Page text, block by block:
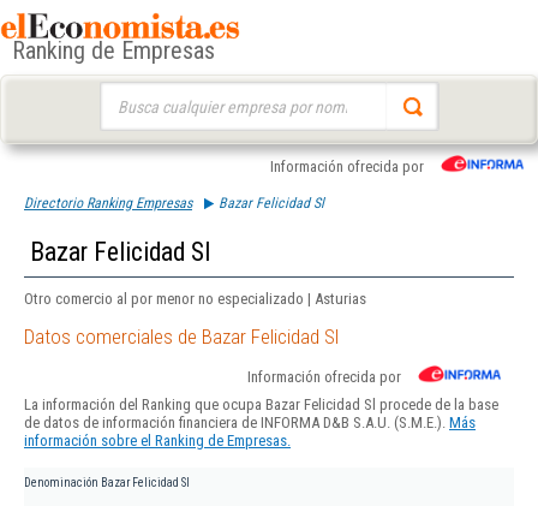
Ranking de Empresas
Información ofrecida por
Directorio Ranking Empresas Bazar Felicidad Sl
Bazar Felicidad Sl
Otro comercio al por menor no especializado | Asturias
Datos comerciales de Bazar Felicidad Sl
Información ofrecida por
La información del Ranking que ocupa Bazar Felicidad Sl procede de la base
de datos de información financiera de INFORMA D&B S.A.U. (S.M.E.). Más
información sobre el Ranking de Empresas.
Denominación Bazar Felicidad Sl